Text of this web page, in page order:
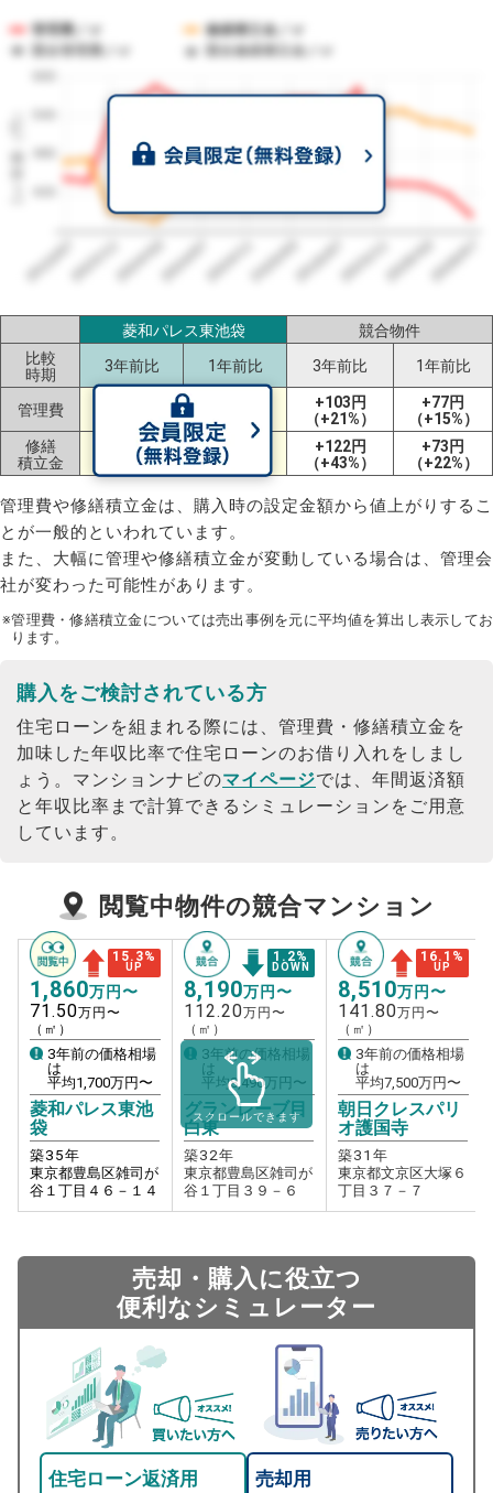
1㎡単価（円）
管理費／㎡
修繕積立金／㎡
競合管理費／㎡
競合修繕積立金／㎡
2023/072023/112024/032024/072024/112025/032025/072025/112026/032026/07
菱和パレス東池袋
競合物件
比較
時期
3年前比 1年前比 3年前比 1年前比
管理費
（-13%）
（-30%）
+103円
（+21%）
+77円
（+15%）
修繕
積立金
+48円
（+10%）
+91円
（+21%）
+122円
（+43%）
+73円
（+22%）
管理費や修繕積立金は、購入時の設定金額から値上がりするこ
とが一般的といわれています。
また、大幅に管理や修繕積立金が変動している場合は、管理会
社が変わった可能性があります。
※管理費・修繕積立金については売出事例を元に平均値を算出し表示してお
ります。
購入をご検討されている方
住宅ローンを組まれる際には、管理費・修繕積立金を
加味した年収比率で住宅ローンのお借り入れをしまし
ょう。 マンションナビのマイページでは、年間返済額
と年収比率まで計算できるシミュレーションをご用意
しています。
閲覧中物件の競合マンション
15.3%
UP
1,860万円〜
71.50万円〜
（㎡）
3年前の価格相場
は
平均1,700万円〜
菱和パレス東池
袋
築35年
東京都豊島区雑司が
谷１丁目４６－１４
1.2%
DOWN
8,190万円〜
112.20万円〜
（㎡）
3年前の価格相場
は
平均8,490万円〜
グランレーブ目
白東
築32年
東京都豊島区雑司が
谷１丁目３９－６
16.1 %
UP
8,510万円〜
141.80万円〜
（㎡）
3年前の価格相場
は
平均7,500万円〜
朝日クレスパリ
オ護国寺
築31 年
東京都文京区大塚６
丁目３７－７
スクロールできます
売却・購入に役立つ
便利なシミュレーター
住宅ローン返済用 売却用